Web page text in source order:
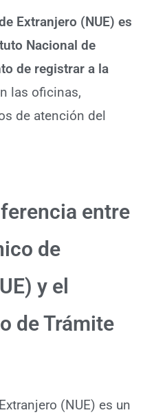
Extranjero (NUE) es
Nacional de
de registrar a la
las oficinas,
de atención del
entre
de
y el
de Trámite
(NUE) es un